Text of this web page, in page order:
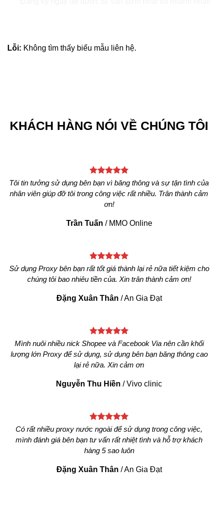
Lỗi: Không tìm thấy biểu mẫu liên hệ.
KHÁCH HÀNG NÓI VỀ CHÚNG TÔI
Tôi tin tưởng sử dụng bên bạn vì băng thông và sự tận tình của
nhân viên giúp đỡ tôi trong công việc rất nhiều. Trân thành cảm
ơn!
Trần Tuấn / MMO Online
Sử dụng Proxy bên bạn rất tốt giá thành lại rẻ nữa tiết kiệm cho
chúng tôi bao nhiêu tiền của. Xin trân thành cảm ơn!
Đặng Xuân Thân /An Gia Đạt
Mình nuôi nhiều nick Shopee và Facebook Via nên cần khối
lượng lớn Proxy để sử dụng, sử dụng bên bạn băng thông cao
lại rẻ nữa. Xin cảm ơn
Nguyễn Thu Hiền /Vivo clinic
Có rất nhiều proxy nước ngoài để sử dụng trong công việc,
mình đánh giá bên bạn tư vấn rất nhiệt tình và hỗ trợ khách
hàng 5 sao luôn
Đặng Xuân Thân /An Gia Đạt